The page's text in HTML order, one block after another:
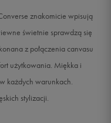
Powiadom o dostępności
znakomicie wpisują
świetnie sprawdzą się
z połączenia canvasu
użytkowania. Miękka i
każdych warunkach.
stylizacji.